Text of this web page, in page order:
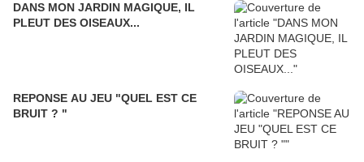
DANS MON JARDIN MAGIQUE, IL
PLEUT DES OISEAUX...
REPONSE AU JEU "QUEL EST CE
BRUIT ? "